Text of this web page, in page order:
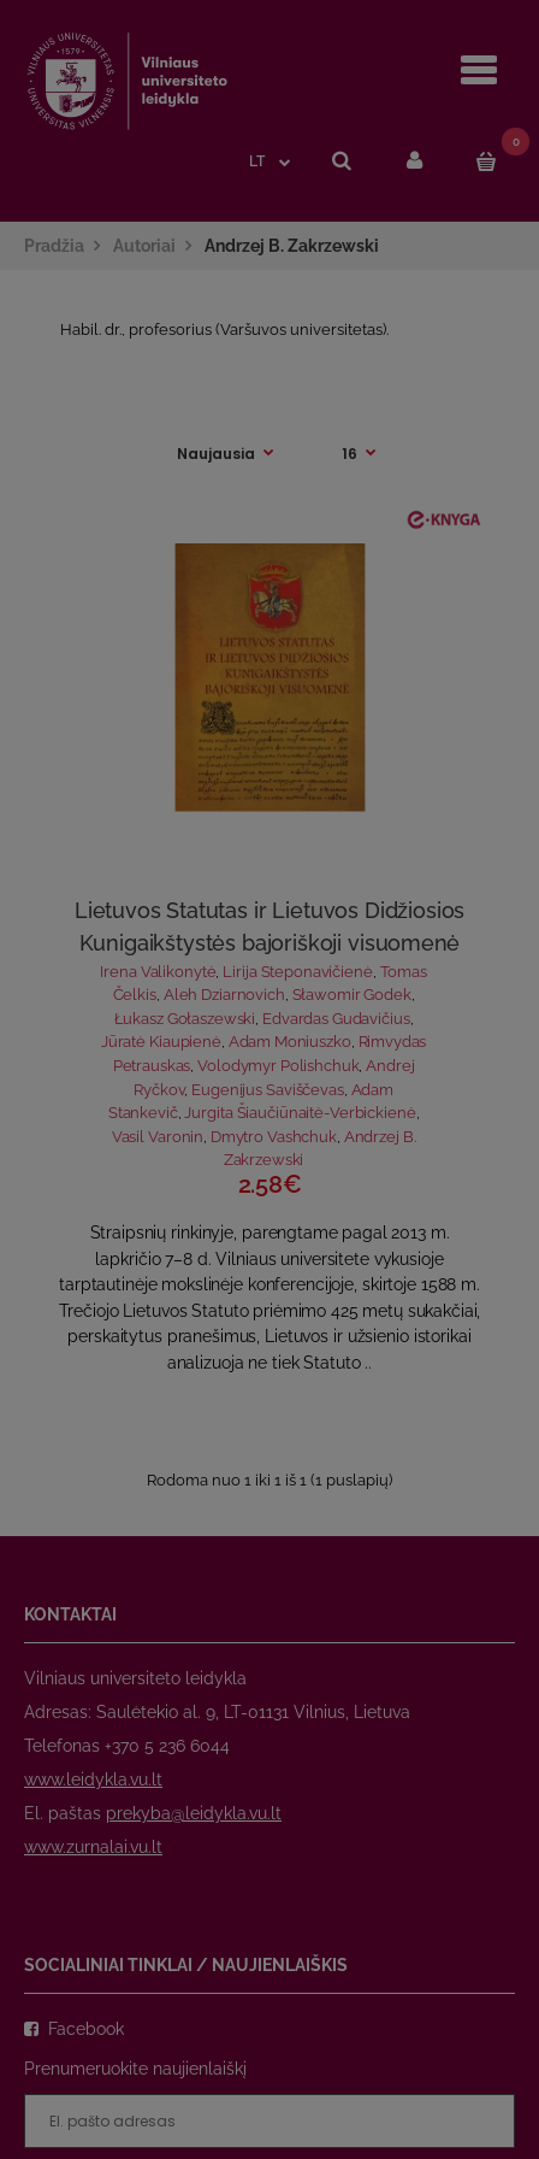
LT
0
Pradžia Autoriai Andrzej B. Zakrzewski
Habil. dr., profesorius (Varšuvos universitetas).
Lietuvos Statutas ir Lietuvos Didžiosios
Kunigaikštystės bajoriškoji visuomenė
Irena Valikonytė Lirija Steponavičienė Tomas
Čelkis, Aleh Dziarnovich, Sławomir Godek,
Łukasz Gołaszewski Edvardas Gudavičius,
Jūratė Kiaupienė, Adam Moniuszko, Rimvydas
Petrauskas,Volodymyr Polishchuk,Andrej
Ryčkov, Eugenijus Saviščevas, Adam
Stankevič,Jurgita Šiaučiūnaitė-Verbickienė,
Vasil Varonin Dmytro Vashchuk, Andrzej B.
Zakrzewski
2.58€
Straipsnių rinkinyje, parengtame pagal 2013 m.
lapkričio 7–8 d. Vilniaus universitete vykusioje
tarptautinėje mokslinėje konferencijoje, skirtoje 1588 m.
Trečiojo Lietuvos Statuto priėmimo 425 metų sukakčiai,
perskaitytus pranešimus, Lietuvos ir užsienio istorikai
analizuoja ne tiek Statuto ..
Rodoma nuo 1 iki 1 iš 1 (1 puslapių)
KONTAKTAI
Vilniaus universiteto leidykla
Adresas: Saulėtekio al. 9, LT-01131 Vilnius, Lietuva
Telefonas +370 5 236 6044
www.leidykla.vu.lt
El. paštas prekyba@leidykla.vu.lt
www.zurnalai.vu.lt
SOCIALINIAI TINKLAI / NAUJIENLAIŠKIS
Facebook
Prenumeruokite naujienlaiškį